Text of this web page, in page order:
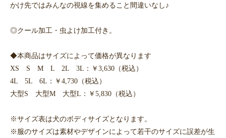
かけ先ではみんなの視線を集めること間違いなし♪
◎クール加工・虫よけ加工付き。
◆本商品はサイズによって価格が異なります
XS S M L 2L 3L：￥3,630（税込）
4L 5L 6L：￥4,730（税込）
大型S 大型M 大型L：￥5,830（税込）
※サイズ表は犬のボディサイズとなります。
※服のサイズは素材やデザインによって若干のサイズに誤差が生